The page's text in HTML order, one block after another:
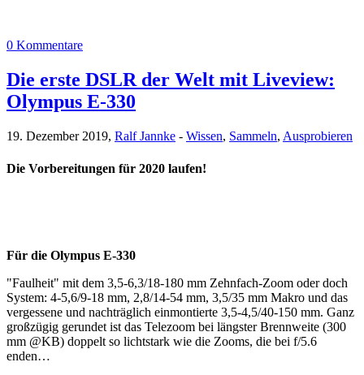
0 Kommentare
Die erste DSLR der Welt mit Liveview:
Olympus E-330
19. Dezember 2019, Ralf Jannke - Wissen, Sammeln, Ausprobieren
Die Vorbereitungen für 2020 laufen!
Für die Olympus E-330
"Faulheit" mit dem 3,5-6,3/18-180 mm Zehnfach-Zoom oder doch
System: 4-5,6/9-18 mm, 2,8/14-54 mm, 3,5/35 mm Makro und das
vergessene und nachträglich einmontierte 3,5-4,5/40-150 mm. Ganz
großzügig gerundet ist das Telezoom bei längster Brennweite (300
mm @KB) doppelt so lichtstark wie die Zooms, die bei f/5.6
enden…